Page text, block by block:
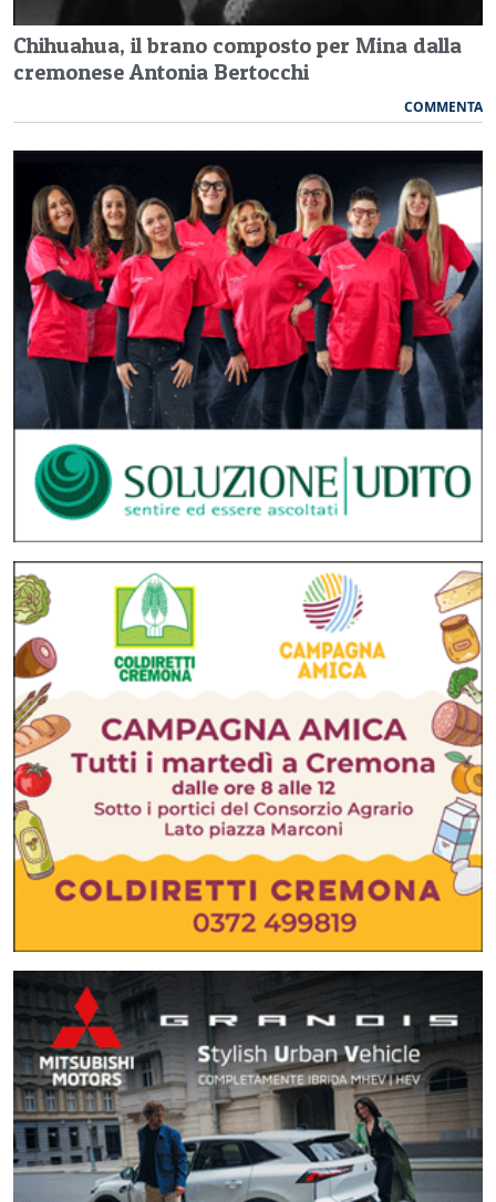
Chihuahua, il brano composto per Mina dalla
cremonese Antonia Bertocchi
COMMENTA